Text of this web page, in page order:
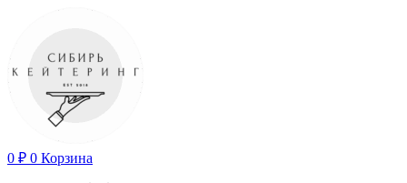
Перейти
0 ₽ 0 Корзина